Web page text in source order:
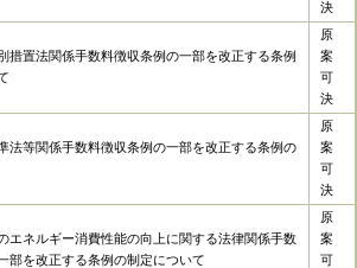
決
措置法関係手数料徴収条例の一部を改正する条例
原
案
可
決
法等関係手数料徴収条例の一部を改正する条例の
原
案
可
決
エネルギー消費性能の向上に関する法律関係手数
部を改正する条例の制定について
原
案
可